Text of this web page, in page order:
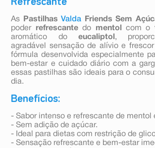
Refrescante
As PastilhasValda Friends Sem
poder refrescantedo mentol com o
aromático do eucaliptol ,
agradável sensação de alívio e
fórmula desenvolvida especialmente
bem-estar e cuidado diário com a
essas pastilhas são ideais para o
dia.
Benefícios:
- Sabor intenso e refrescante de mentol
- Sem adição de açúcar.
- Ideal para dietas com restrição de
- Sensação refrescante e bem-estar